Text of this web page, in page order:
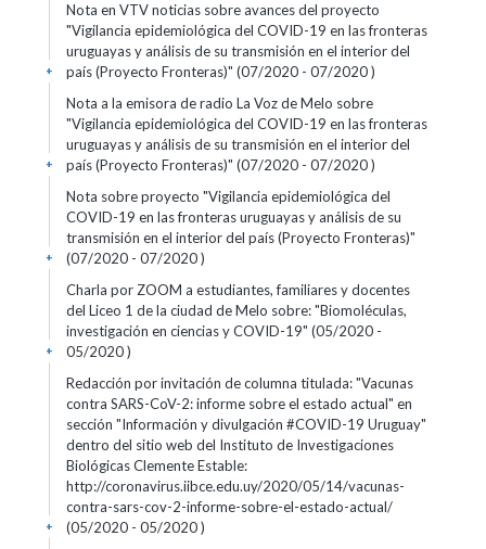
Nota en VTV noticias sobre avances del proyecto
"Vigilancia epidemiológica del COVID-19 en las fronteras
uruguayas y análisis de su transmisión en el interior del
país (Proyecto Fronteras)" (07/2020 - 07/2020 )
+
Nota a la emisora de radio La Voz de Melo sobre
"Vigilancia epidemiológica del COVID-19 en las fronteras
uruguayas y análisis de su transmisión en el interior del
país (Proyecto Fronteras)" (07/2020 - 07/2020 )
+
Nota sobre proyecto "Vigilancia epidemiológica del
COVID-19 en las fronteras uruguayas y análisis de su
transmisión en el interior del país (Proyecto Fronteras)"
(07/2020 - 07/2020 )
+
Charla por ZOOM a estudiantes, familiares y docentes
del Liceo 1 de la ciudad de Melo sobre: "Biomoléculas,
investigación en ciencias y COVID-19" (05/2020 -
05/2020 )
+
Redacción por invitación de columna titulada: "Vacunas
contra SARS-CoV-2: informe sobre el estado actual" en
sección "Información y divulgación #COVID-19 Uruguay"
dentro del sitio web del Instituto de Investigaciones
Biológicas Clemente Estable:
http://coronavirus.iibce.edu.uy/2020/05/14/vacunas-
contra-sars-cov-2-informe-sobre-el-estado-actual/
(05/2020 - 05/2020 )
+